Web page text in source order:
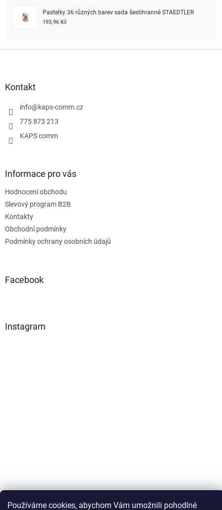
Používáme cookies, abychom Vám umožnili pohodlné
Pastelky 36 různých barev sada šestihranné STAEDTLER
193,96 Kč
Kontakt
info@kaps-comm.cz
775 873 213
KAPS comm
Informace pro vás
Hodnocení obchodu
Slevový program B2B
Kontakty
Obchodní podmínky
Podmínky ochrany osobních údajů
Facebook
Instagram
Sledovat na Instagramu